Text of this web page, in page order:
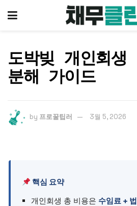
도박빚 개인회
분해 가이드
by 프로꿀팁러 3월 5, 2026
핵심 요약
개인회생 총 비용은 수임료 +